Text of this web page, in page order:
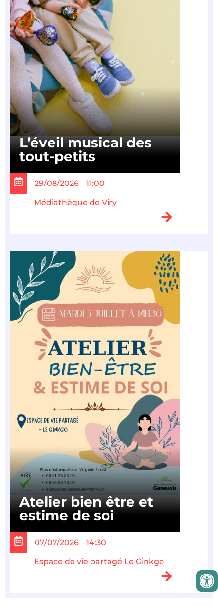
L’éveil musical des
tout-petits
29/08/2026 11:00
Médiathèque de Viry
Atelier bien être et
estime de soi
07/07/2026 14:30
Espace de vie partagé Le Ginkgo